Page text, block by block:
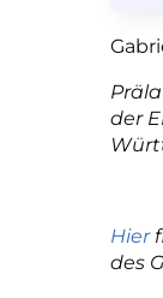
der
Hier
des